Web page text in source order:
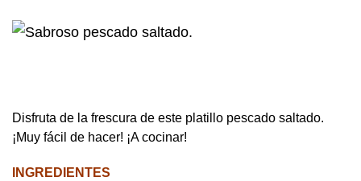
Disfruta de la frescura de este platillo pescado saltado.
¡Muy fácil de hacer! ¡A cocinar!
INGREDIENTES